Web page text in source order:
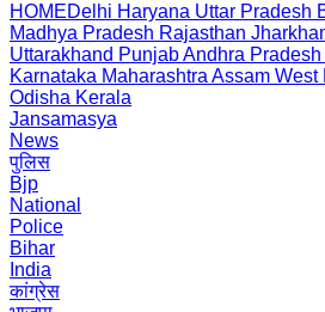
HOMEDelhi Haryana Uttar Pradesh
Madhya Pradesh Rajasthan
Uttarakhand PunjabAndhra Pradesh
Karnataka Maharashtra Assam West
Odisha Kerala
Jansamasya
News
पुलिस
Bjp
National
Police
Bihar
India
कांग्रेस